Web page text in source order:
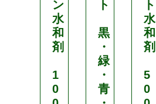
ン
水
和
剤
1
0
ト
黒
・
緑
・
青
ト
水
和
剤
5
0